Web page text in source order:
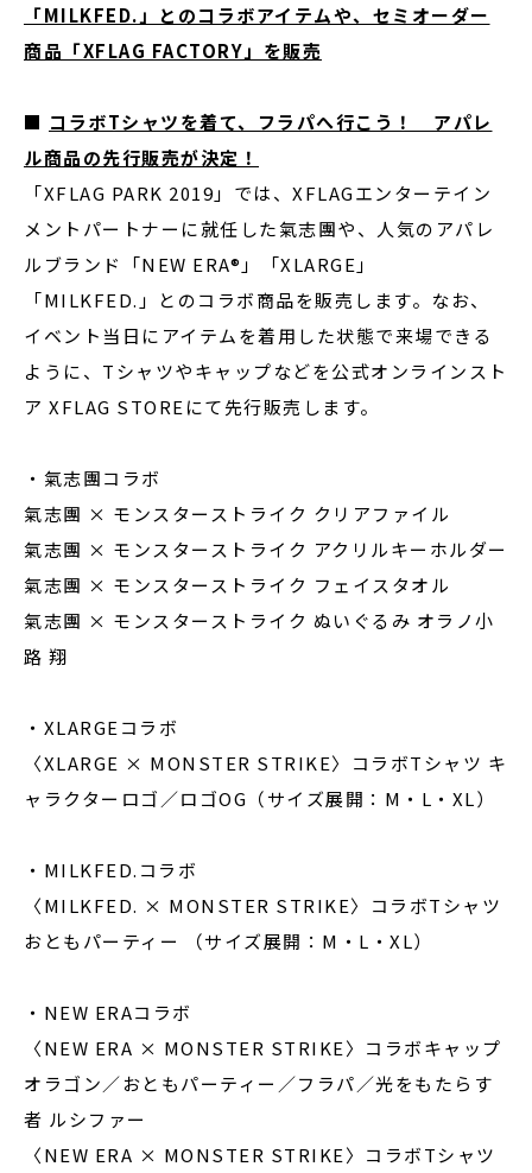
「MILKFED.」とのコラボアイテムや、セミオーダー
商品「XFLAG FACTORY」を販売
■ コラボTシャツを着て、フラパへ行こう！ アパレ
ル商品の先行販売が決定！
「XFLAG PARK 2019」では、XFLAGエンターテイン
メントパートナーに就任した氣志團や、人気のアパレ
ルブランド「NEW ERA®」「XLARGE」
「MILKFED.」とのコラボ商品を販売します。なお、
イベント当日にアイテムを着用した状態で来場できる
ように、Tシャツやキャップなどを公式オンラインスト
ア XFLAG STOREにて先行販売します。
・氣志團コラボ
氣志團 × モンスターストライク クリアファイル
氣志團 × モンスターストライク アクリルキーホルダー
氣志團 × モンスターストライク フェイスタオル
氣志團 × モンスターストライク ぬいぐるみ オラノ小
路 翔
・XLARGEコラボ
〈XLARGE × MONSTER STRIKE〉コラボTシャツ キ
ャラクターロゴ／ロゴOG（サイズ展開：M・L・XL）
・MILKFED.コラボ
〈MILKFED. × MONSTER STRIKE〉コラボTシャツ
おともパーティー （サイズ展開：M・L・XL）
・NEW ERAコラボ
〈NEW ERA × MONSTER STRIKE〉コラボキャップ
オラゴン／おともパーティー／フラパ／光をもたらす
者 ルシファー
〈NEW ERA × MONSTER STRIKE〉コラボTシャツ